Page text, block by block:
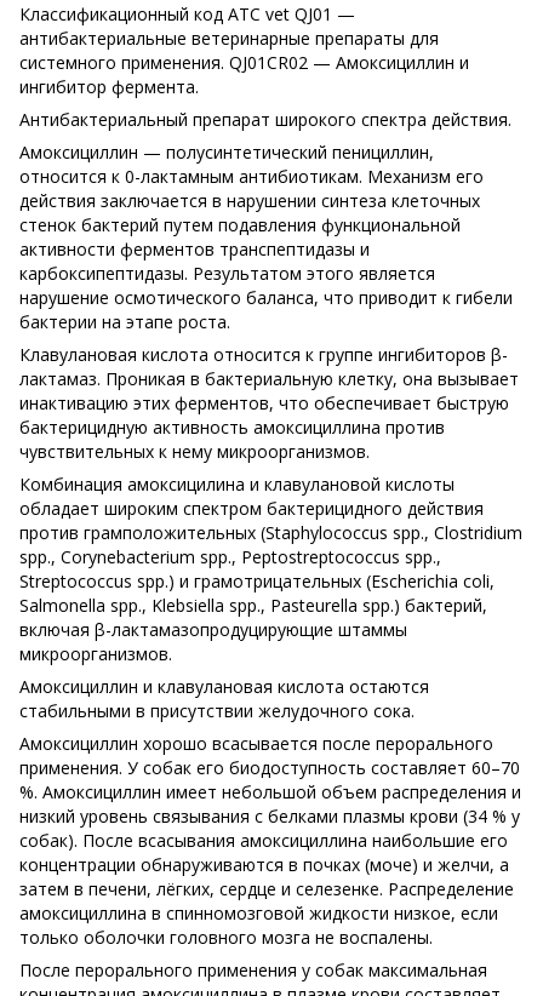
Классификационный код АТС vet QJ01 —
антибактериальные ветеринарные препараты для
системного применения. QJ01CR02 — Амоксициллин и
ингибитор фермента.
Антибактериальный препарат широкого спектра действия.
Амоксициллин — полусинтетический пенициллин,
относится к 0-лактамным антибиотикам. Механизм его
действия заключается в нарушении синтеза клеточных
стенок бактерий путем подавления функциональной
активности ферментов транспептидазы и
карбоксипептидазы. Результатом этого является
нарушение осмотического баланса, что приводит к гибели
бактерии на этапе роста.
Клавулановая кислота относится к группе ингибиторов β-
лактамаз. Проникая в бактериальную клетку, она вызывает
инактивацию этих ферментов, что обеспечивает быструю
бактерицидную активность амоксициллина против
чувствительных к нему микроорганизмов.
Комбинация амоксицилина и клавулановой кислоты
обладает широким спектром бактерицидного действия
против грамположительных (Staphylococcus spp., Clostridium
spp., Corynebacterium spp., Peptostreptococcus spp.,
Streptococcus spp.) и грамотрицательных (Escherichia coli,
Salmonella spp., Klebsiella spp., Pasteurella spp.) бактерий,
включая β-лактамазопродуцирующие штаммы
микроорганизмов.
Амоксициллин и клавулановая кислота остаются
стабильными в присутствии желудочного сока.
Амоксициллин хорошо всасывается после перорального
применения. У собак его биодоступность составляет 60–70
%. Амоксициллин имеет небольшой объем распределения и
низкий уровень связывания с белками плазмы крови (34 % у
собак). После всасывания амоксициллина наибольшие его
концентрации обнаруживаются в почках (моче) и желчи, а
затем в печени, лёгких, сердце и селезенке. Распределение
амоксициллина в спинномозговой жидкости низкое, если
только оболочки головного мозга не воспалены.
После перорального применения у собак максимальная